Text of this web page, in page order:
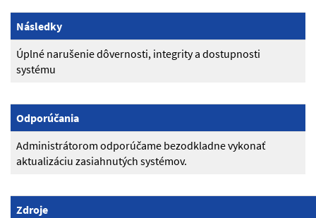
Následky
Úplné narušenie dôvernosti, integrity a dostupnosti
systému
Odporúčania
Administrátorom odporúčame bezodkladne vykonať
aktualizáciu zasiahnutých systémov.
Zdroje